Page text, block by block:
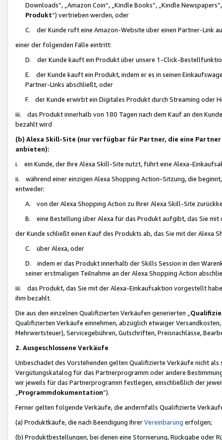
Downloads“, „Amazon Coin“, „Kindle Books“, „Kindle
Produkt“) vertrieben werden, oder
C. der Kunde ruft eine Amazon-Website über einen Partner-Link
einer der folgenden Fälle eintritt:
D. der Kunde kauft ein Produkt über unsere 1-Click-
E. der Kunde kauft ein Produkt, indem er es in seinen
Partner-Links abschließt, oder
F. der Kunde erwirbt ein Digitales Produkt durch Streaming oder
iii. das Produkt innerhalb von 180 Tagen nach dem Kauf an den
bezahlt wird
(b) Alexa Skill-Site (nur verfügbar für Partner, die eine
anbieten):
i. ein Kunde, der Ihre Alexa Skill-Site nutzt, führt eine Alexa-
ii. während einer einzigen Alexa Shopping Action-Sitzung, die
entweder:
A. von der Alexa Shopping Action zu Ihrer Alexa Skill-Site
B. eine Bestellung über Alexa für das Produkt aufgibt, das Sie mit
der Kunde schließt einen Kauf des Produkts ab, das Sie mit der Alexa
C. über Alexa, oder
D. indem er das Produkt innerhalb der Skills Session in den
seiner erstmaligen Teilnahme an der Alexa Shopping Action
iii. das Produkt, das Sie mit der Alexa-Einkaufsaktion vorgestellt
ihm bezahlt.
Die aus den einzelnen Qualifizierten Verkäufen generierten „
Qualifizierten Verkäufe einnehmen, abzüglich etwaiger
Mehrwertsteuer), Servicegebühren, Gutschriften, Preisnachlässe,
2. Ausgeschlossene Verkäufe
Unbeschadet des Vorstehenden gelten Qualifizierte Verkäufe nicht
Vergütungskatalog für das Partnerprogramm oder andere
wir jeweils für das Partnerprogramm festlegen, einschließlich der
Programmdokumentation“).
Ferner gelten folgende Verkäufe, die andernfalls Qualifizierte
(a) Produktkäufe, die nach Beendigung IhrerVereinbarung erfolgen;
(b) Produktbestellungen, bei denen eine Stornierung, Rückgabe oder